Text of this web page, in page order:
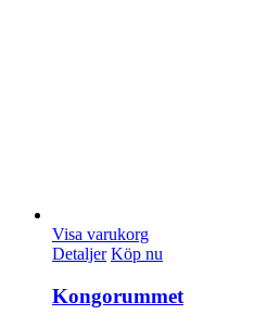
Visa varukorg
Detaljer Köp nu
Kongorummet